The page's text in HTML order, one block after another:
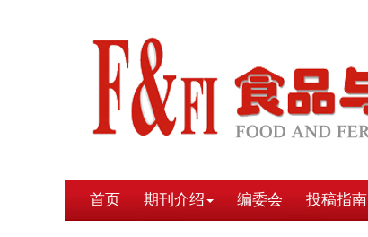
首页 期刊介绍 编委会 投稿指南